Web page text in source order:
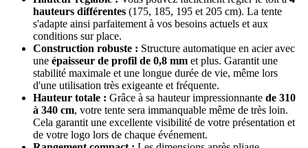
hauteurs différentes (175, 185, 195 et 205 cm). La tente
s'adapte ainsi parfaitement à vos besoins actuels et aux
conditions sur place.
Construction robuste : Structure automatique en acier avec
une épaisseur de profil de 0,8 mm et plus. Garantit une
stabilité maximale et une longue durée de vie, même lors
d'une utilisation très exigeante et fréquente.
Hauteur totale : Grâce à sa hauteur impressionnante de 310
à 340 cm, votre tente sera immanquable même de très loin.
Cela garantit une excellente visibilité de votre présentation et
de votre logo lors de chaque événement.